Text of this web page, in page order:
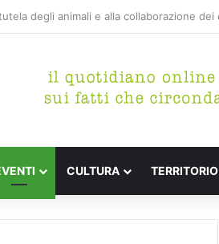
Certaldo
CULTURA TERRITORIO